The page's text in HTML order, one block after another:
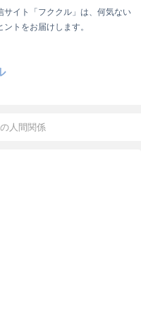
イト「フククル」は、何気ない
トをお届けします。
人間関係